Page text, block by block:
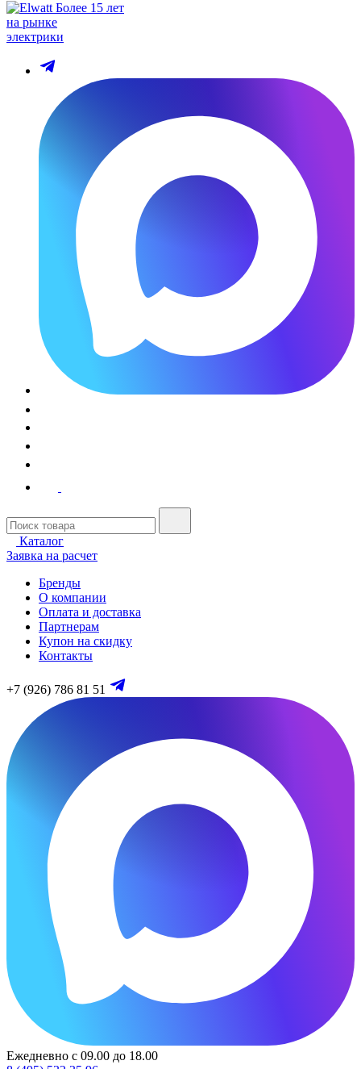
Более 15 лет
на рынке
электрики
Каталог
Заявка на расчет
Бренды
О компании
Оплата и доставка
Партнерам
Купон на скидку
Контакты
+7 (926) 786 81 51
Ежедневно с 09.00 до 18.00